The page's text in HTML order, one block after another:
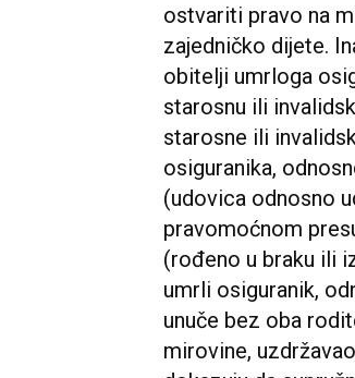
ostvariti pravo na
zajedničko dijete.
obitelji umrloga
starosnu ili
starosne ili
osiguranika,
(udovica odnosno
pravomoćnom
(rođeno u braku ili
umrli osiguranik,
unuče bez oba
mirovine,